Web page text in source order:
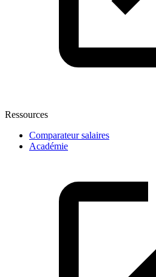
Ressources
Comparateur salaires
Académie